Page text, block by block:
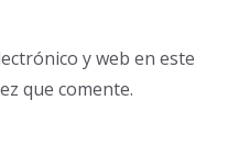
y web en este
que comente.